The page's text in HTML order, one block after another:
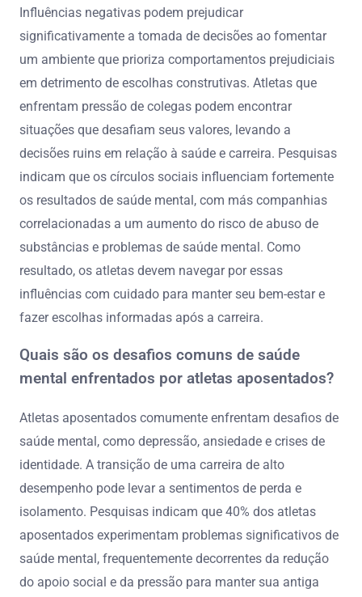
Influências negativas podem prejudicar
significativamente a tomada de decisões ao fomentar
um ambiente que prioriza comportamentos prejudiciais
em detrimento de escolhas construtivas. Atletas que
enfrentam pressão de colegas podem encontrar
situações que desafiam seus valores, levando a
decisões ruins em relação à saúde e carreira. Pesquisas
indicam que os círculos sociais influenciam fortemente
os resultados de saúde mental, com más companhias
correlacionadas a um aumento do risco de abuso de
substâncias e problemas de saúde mental. Como
resultado, os atletas devem navegar por essas
influências com cuidado para manter seu bem-estar e
fazer escolhas informadas após a carreira.
Quais são os desafios comuns de saúde
mental enfrentados por atletas aposentados?
Atletas aposentados comumente enfrentam desafios de
saúde mental, como depressão, ansiedade e crises de
identidade. A transição de uma carreira de alto
desempenho pode levar a sentimentos de perda e
isolamento. Pesquisas indicam que 40% dos atletas
aposentados experimentam problemas significativos de
saúde mental, frequentemente decorrentes da redução
do apoio social e da pressão para manter sua antiga